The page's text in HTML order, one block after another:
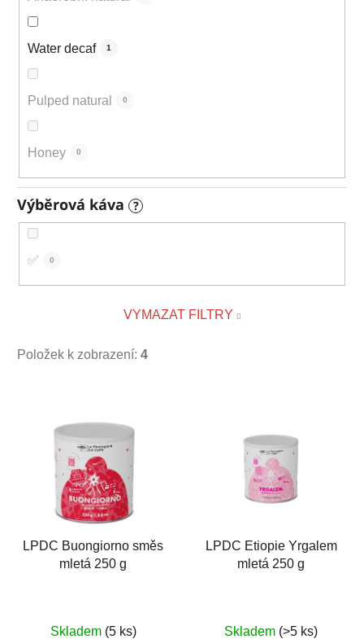
Water decaf 1
Pulped natural 0
Honey 0
Výběrová káva ?
✅ 0
VYMAZAT FILTRY
Položek k zobrazení: 4
LPDC Buongiorno směs
mletá 250 g
Skladem (5 ks)
LPDC Etiopie Yrgalem
mletá 250 g
Skladem (>5 ks)